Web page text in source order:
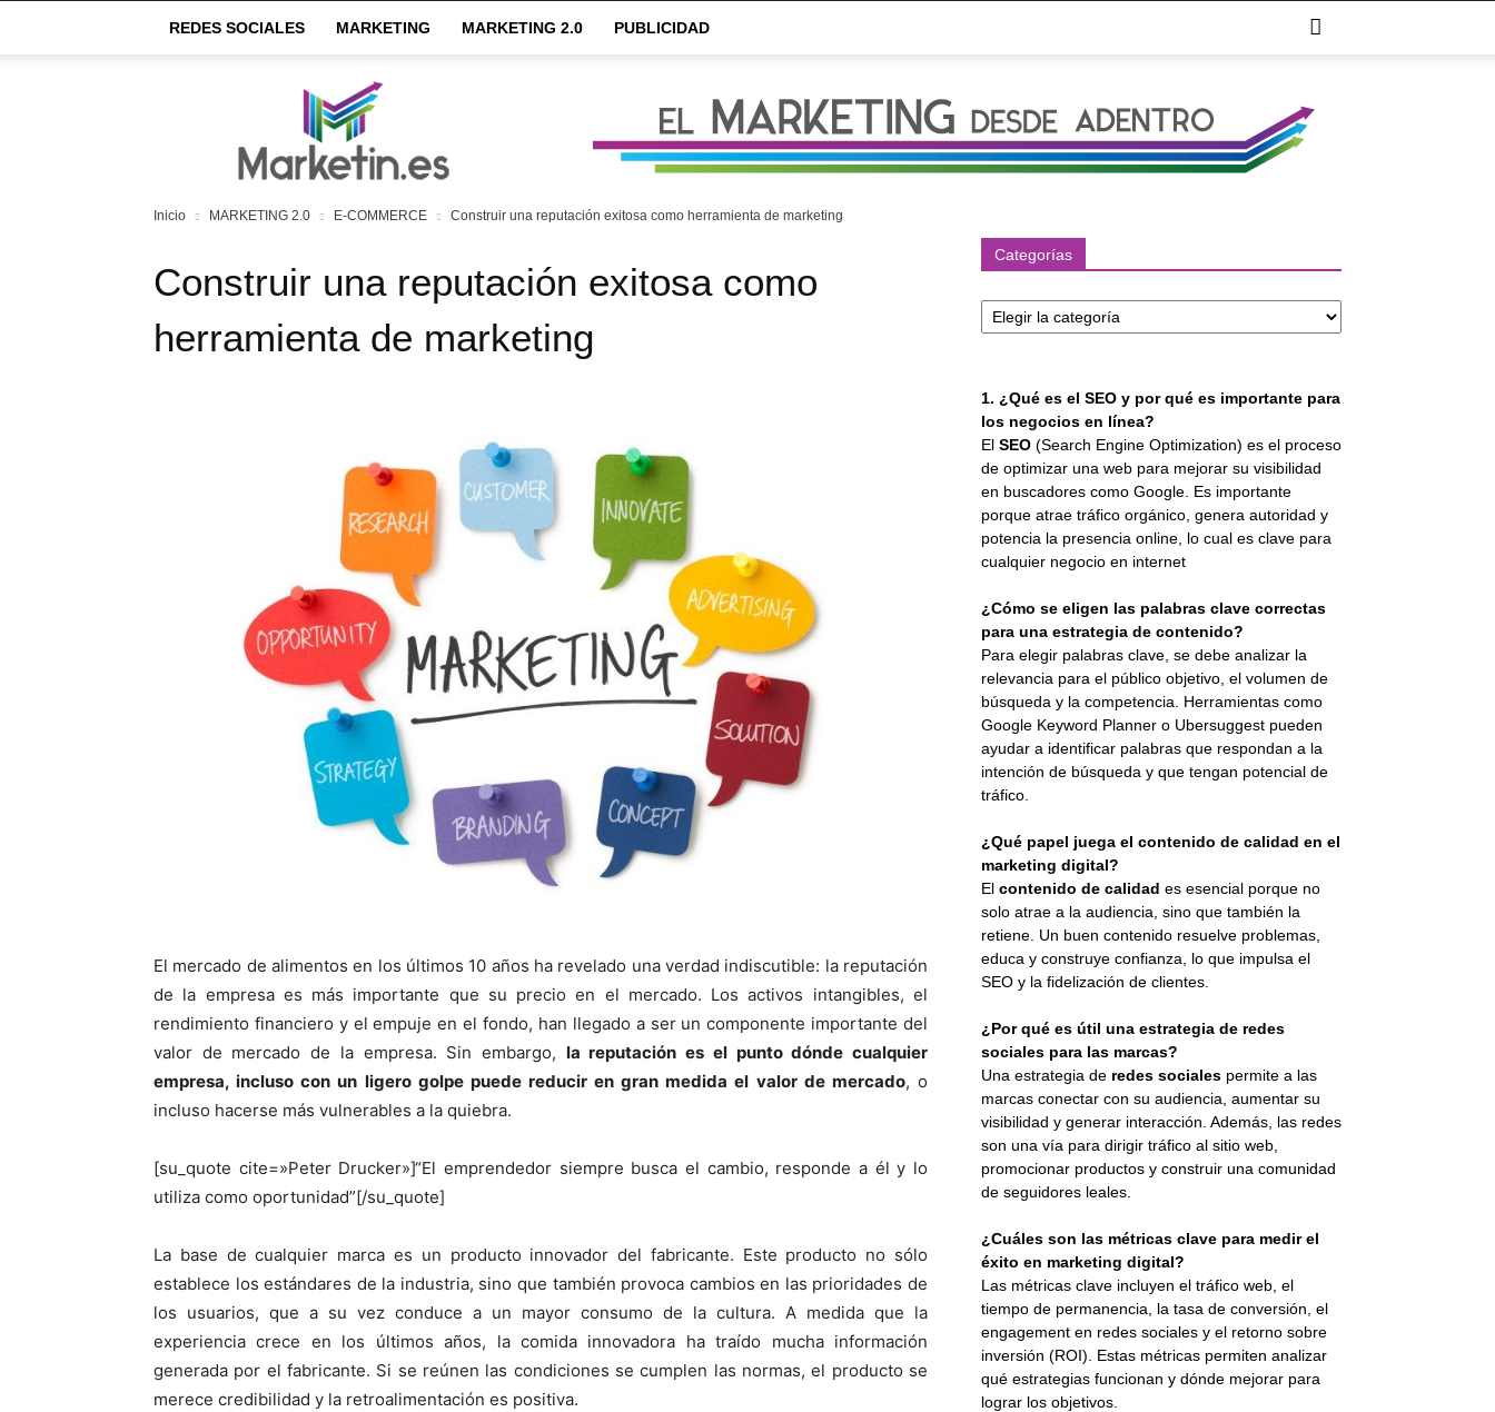
REDES SOCIALES MARKETING MARKETING 2.0 PUBLICIDAD
Inicio MARKETING 2.0 E-COMMERCE Construir una reputación exitosa como herramienta de marketing
Construir una reputación exitosa como
herramienta de marketing
El mercado de alimentos en los últimos 10 años ha revelado una verdad indiscutible: la reputación
de la empresa es más importante que su precio en el mercado. Los activos intangibles, el
rendimiento financiero y el empuje en el fondo, han llegado a ser un componente importante del
valor de mercado de la empresa. Sin embargo, la reputación es el punto dónde cualquier
empresa, incluso con un ligero golpe puede reducir en gran medida el valor de mercado, o
incluso hacerse más vulnerables a la quiebra.
[su_quote cite=»Peter Drucker»]“El emprendedor siempre busca el cambio, responde a él y lo
utiliza como oportunidad”[/su_quote]
La base de cualquier marca es un producto innovador del fabricante. Este producto no sólo
establece los estándares de la industria, sino que también provoca cambios en las prioridades de
los usuarios, que a su vez conduce a un mayor consumo de la cultura. A medida que la
experiencia crece en los últimos años, la comida innovadora ha traído mucha información
generada por el fabricante. Si se reúnen las condiciones se cumplen las normas, el producto se
merece credibilidad y la retroalimentación es positiva.
Categorías
1. ¿Qué es el SEO y por qué es importante para
los negocios en línea?
El SEO (Search Engine Optimization) es el proceso
de optimizar una web para mejorar su visibilidad
en buscadores como Google. Es importante
porque atrae tráfico orgánico, genera autoridad y
potencia la presencia online, lo cual es clave para
cualquier negocio en internet
¿Cómo se eligen las palabras clave correctas
para una estrategia de contenido?
Para elegir palabras clave, se debe analizar la
relevancia para el público objetivo, el volumen de
búsqueda y la competencia. Herramientas como
Google Keyword Planner o Ubersuggest pueden
ayudar a identificar palabras que respondan a la
intención de búsqueda y que tengan potencial de
tráfico.
¿Qué papel juega el contenido de calidad en el
marketing digital?
El contenido de calidad es esencial porque no
solo atrae a la audiencia, sino que también la
retiene. Un buen contenido resuelve problemas,
educa y construye confianza, lo que impulsa el
SEO y la fidelización de clientes.
¿Por qué es útil una estrategia de redes
sociales para las marcas?
Una estrategia de redes sociales permite a las
marcas conectar con su audiencia, aumentar su
visibilidad y generar interacción. Además, las redes
son una vía para dirigir tráfico al sitio web,
promocionar productos y construir una comunidad
de seguidores leales.
¿Cuáles son las métricas clave para medir el
éxito en marketing digital?
Las métricas clave incluyen el tráfico web, el
tiempo de permanencia, la tasa de conversión, el
engagement en redes sociales y el retorno sobre
inversión (ROI). Estas métricas permiten analizar
qué estrategias funcionan y dónde mejorar para
lograr los objetivos.